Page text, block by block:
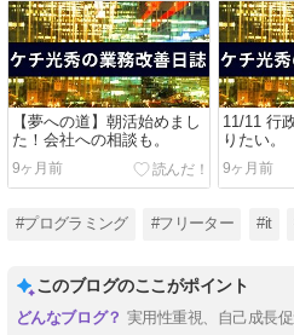
【夢への道】朝活始めまし
た！会社への相談も。
9ヶ月前
11/11 行
りたい。
9ヶ月前
#プログラミング #フリーター #it
このブログのここがポイント
実用性重視、自己成長